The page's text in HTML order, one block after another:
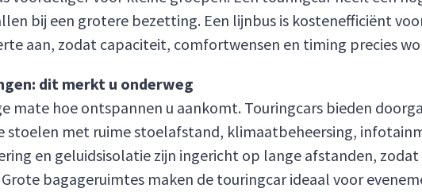
bij een grotere bezetting. Een lijnbus is kostenefficiënt
aan, zodat capaciteit, comfortwensen en timing precies
dit merkt u onderweg
mate hoe ontspannen u aankomt. Touringcars bieden
stoelen met ruime stoelafstand, klimaatbeheersing,
en geluidsisolatie zijn ingericht op lange afstanden,
bagageruimtes maken de touringcar ideaal voor